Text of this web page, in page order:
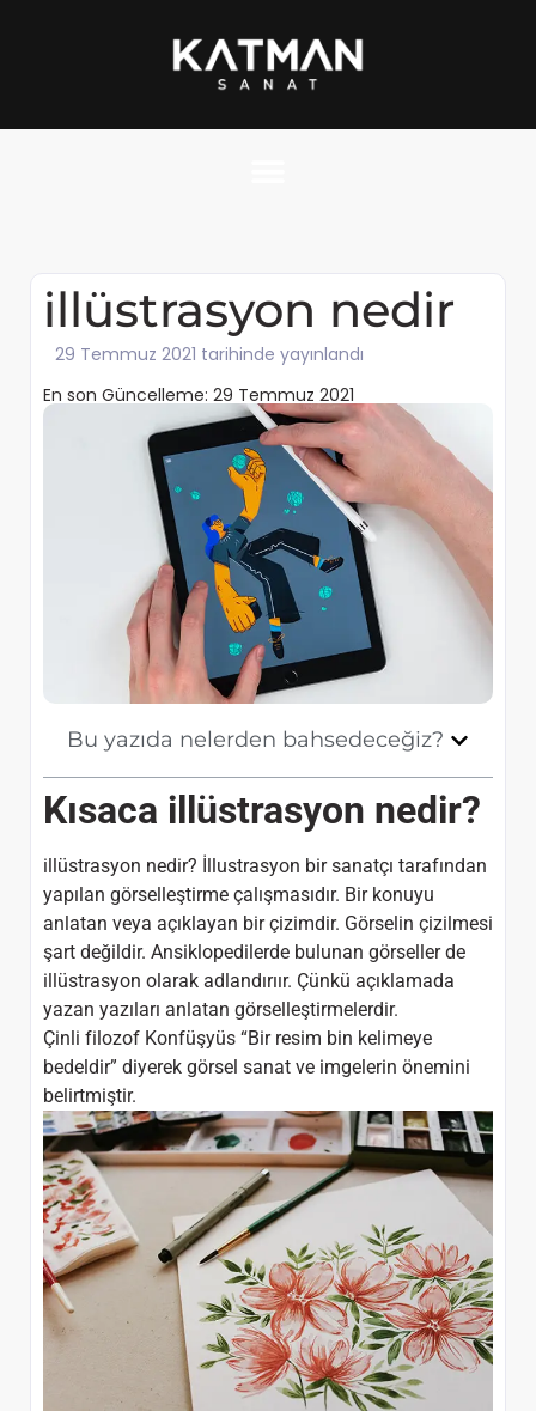
illüstrasyon nedir
29 Temmuz 2021 tarihinde yayınlandı
En son Güncelleme: 29 Temmuz 2021
Bu yazıda nelerden bahsedeceğiz?
Kısaca illüstrasyon nedir?
illüstrasyon nedir? İllustrasyon bir sanatçı tarafından
yapılan görselleştirme çalışmasıdır. Bir konuyu
anlatan veya açıklayan bir çizimdir. Görselin çizilmesi
şart değildir. Ansiklopedilerde bulunan görseller de
illüstrasyon olarak adlandırıır. Çünkü açıklamada
yazan yazıları anlatan görselleştirmelerdir.
Çinli filozof Konfüşyüs “Bir resim bin kelimeye
bedeldir” diyerek görsel sanat ve imgelerin önemini
belirtmiştir.